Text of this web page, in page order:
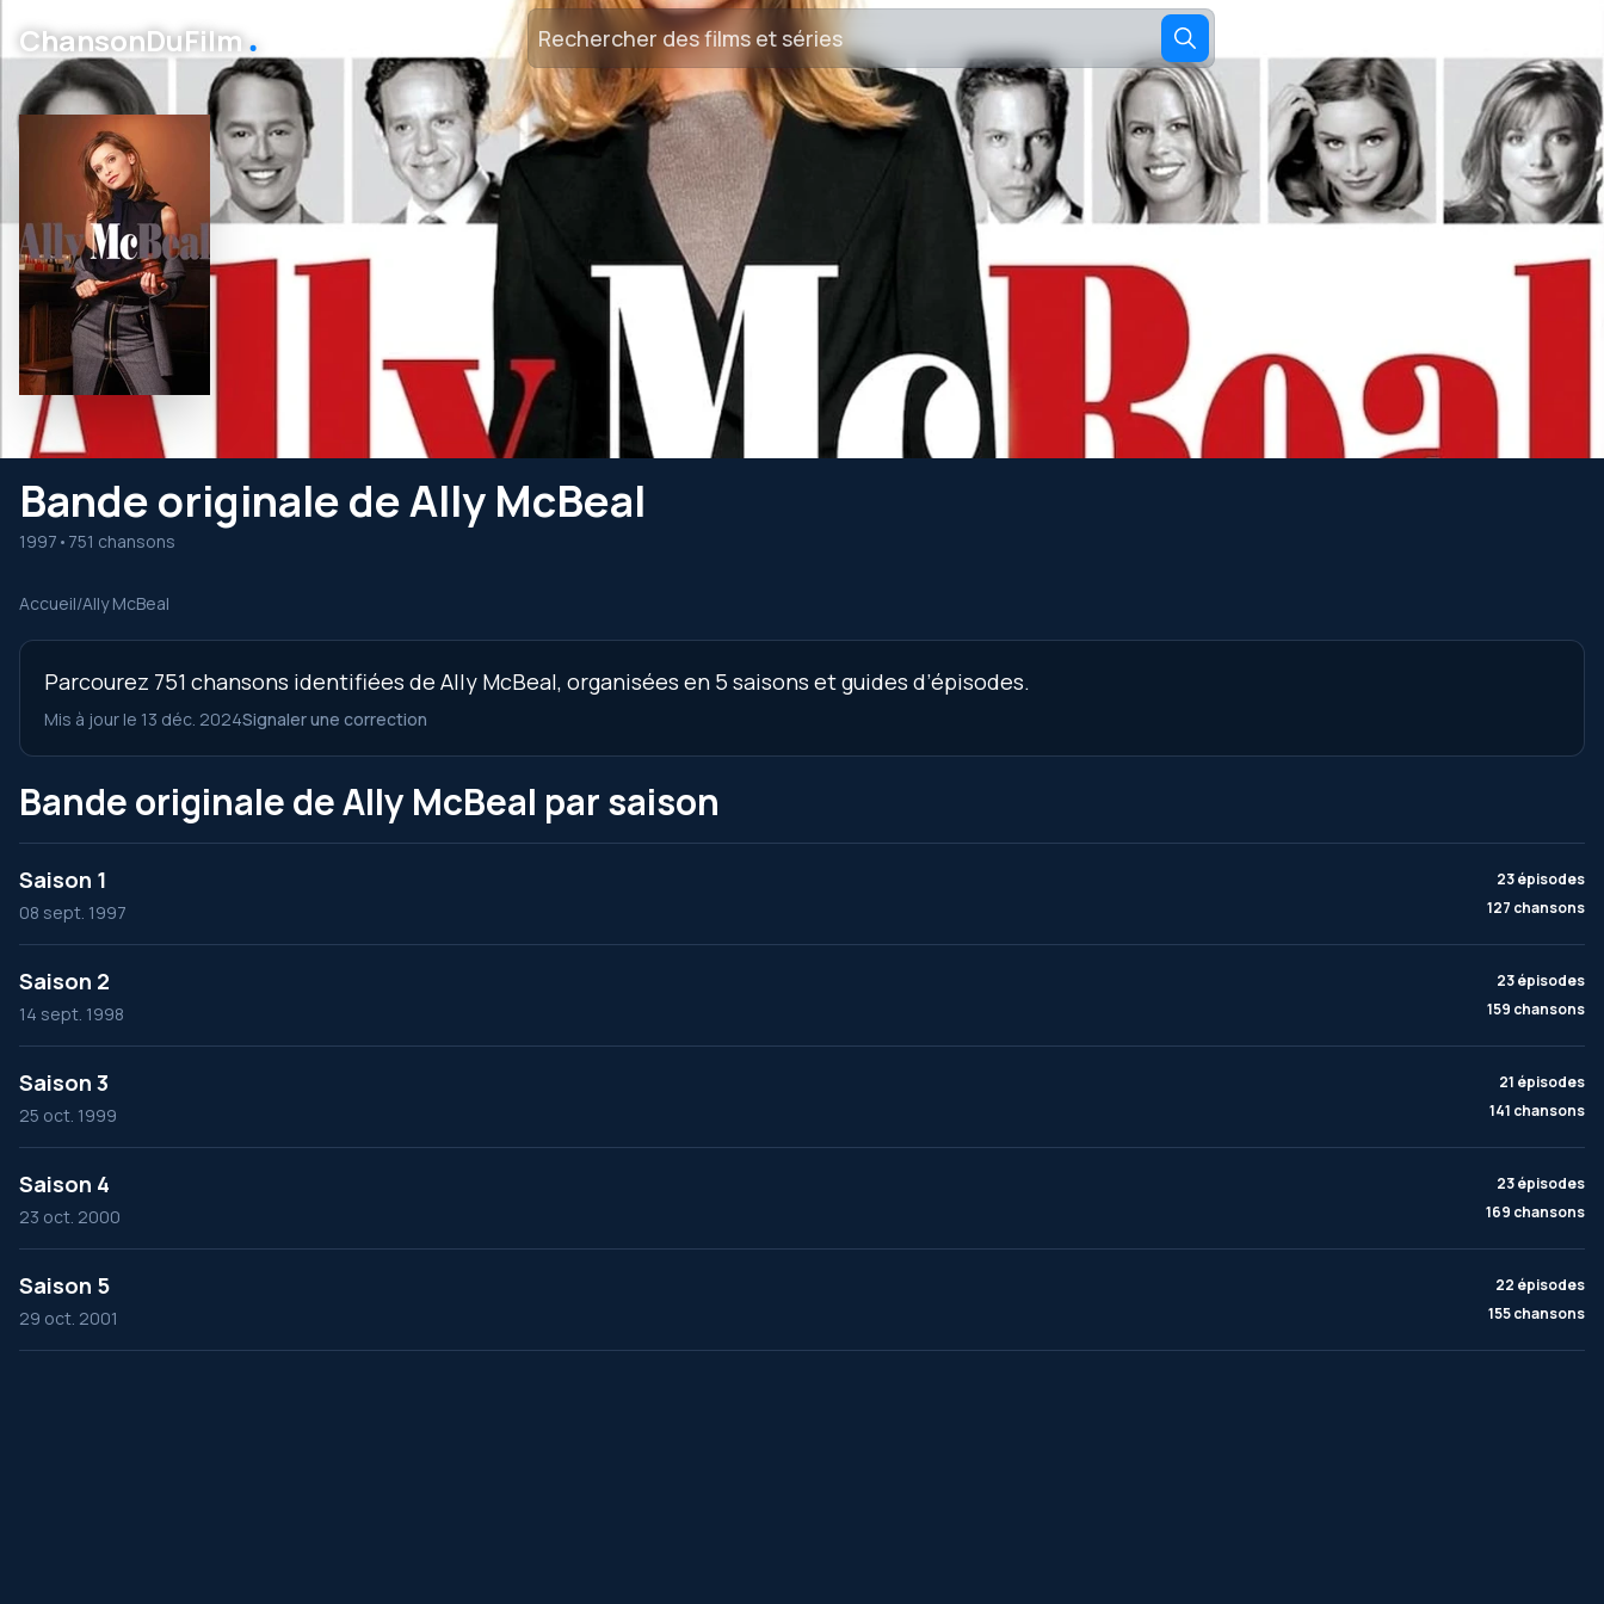
ChansonDuFilm․
Bande originale de Ally McBeal
1997 • 751 chansons
Accueil/Ally McBeal
Parcourez 751 chansons identifiées de Ally McBeal, organisées en 5 saisons et guides d’épisodes.
Mis à jour le 13 déc. 2024Signaler une correction
Bande originale de Ally McBeal par saison
Saison 1
08 sept. 1997
23 épisodes
127 chansons
Saison 2
14 sept. 1998
23 épisodes
159 chansons
Saison 3
25 oct. 1999
21 épisodes
141 chansons
Saison 4
23 oct. 2000
23 épisodes
169 chansons
Saison 5
29 oct. 2001
22 épisodes
155 chansons